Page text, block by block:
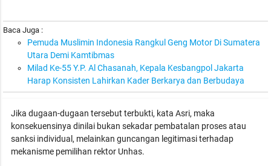
Baca Juga :
Pemuda Muslimin Indonesia Rangkul Geng Motor Di Sumatera
Utara Demi Kamtibmas
Milad Ke-55 Y.P. Al Chasanah, Kepala Kesbangpol Jakarta
Harap Konsisten Lahirkan Kader Berkarya dan Berbudaya
Jika dugaan-dugaan tersebut terbukti, kata Asri, maka
konsekuensinya dinilai bukan sekadar pembatalan proses atau
sanksi individual, melainkan guncangan legitimasi terhadap
mekanisme pemilihan rektor Unhas.